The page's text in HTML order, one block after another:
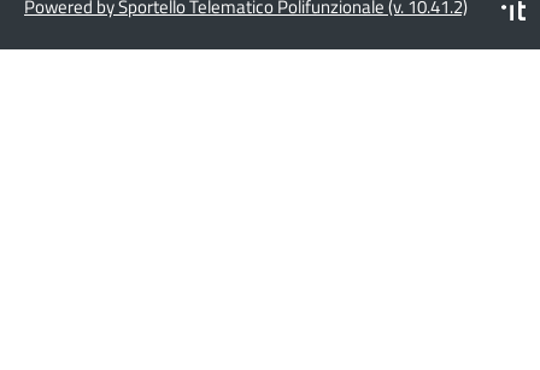
Powered by Sportello Telematico Polifunzionale (v. 10.41.2)